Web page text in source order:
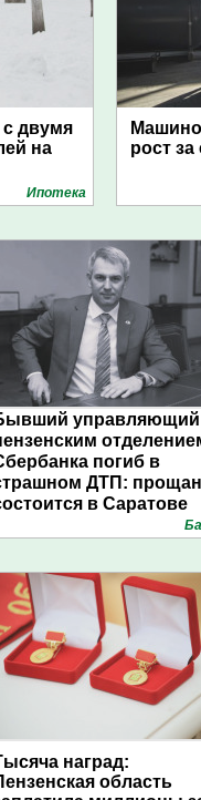
с двумя
на
Ипотека
рост за
управляющий
погиб в
ДТП:
в Саратове
наград:
область